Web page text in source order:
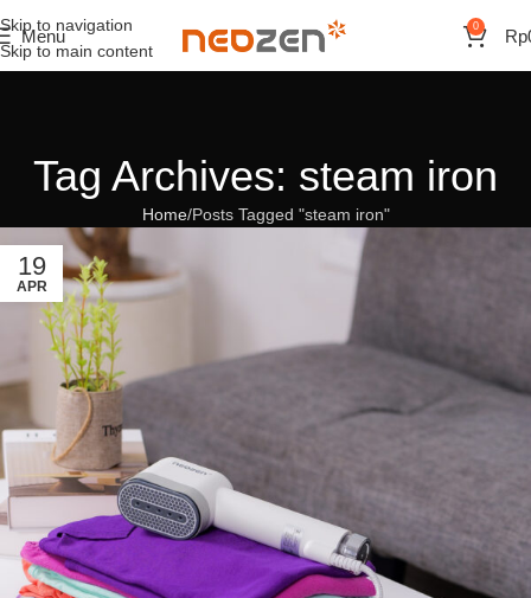
Skip to navigation
Skip to main content
Menu 0 Rp
Tag Archives: steam iron
Home Posts Tagged "steam iron"
19
APR